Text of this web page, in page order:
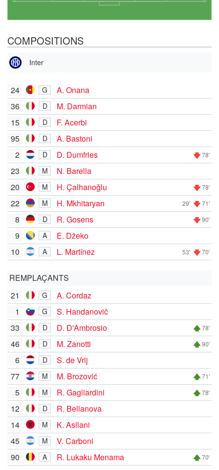
COMPOSITIONS
Inter
24 G
A. Onana
36
D
M. Darmian
15
D
F. Acerbi
95
D
A. Bastoni
2
D D. Dumfries 78'
23 M
N. Barella
20
M H. Çalhanoğlu 78'
22 M H. Mkhitaryan 29' 71'
8 D R. Gosens 90'
9 A
E. Džeko
10
A L. Martínez 53' 70'
REMPLAÇANTS
21
G
A. Cordaz
1
G
S. Handanovič
33
D D. D'Ambrosio 78'
46 D M. Zanotti 90'
6 D
S. de Vrij
77
M M. Brozović 71'
5 M R. Gagliardini 78'
12 D
R. Bellanova
14
M
K. Asllani
45
M
V. Carboni
90
A R. Lukaku Menama 70'